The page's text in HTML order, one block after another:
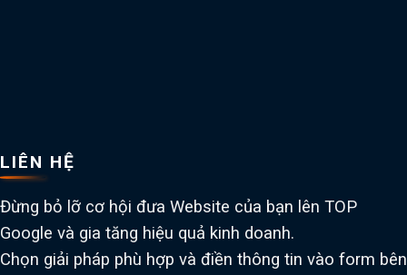
LIÊN HỆ
Đừng bỏ lỡ cơ hội đưa Website của bạn lên TOP
Google và gia tăng hiệu quả kinh doanh.
Chọn giải pháp phù hợp và điền thông tin vào form bên